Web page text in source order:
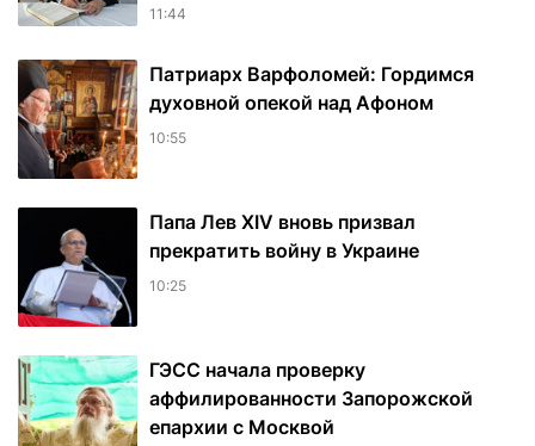
11:44
Патриарх Варфоломей: Гордимся
духовной опекой над Афоном
10:55
Папа Лев XIV вновь призвал
прекратить войну в Украине
10:25
ГЭСС начала проверку
аффилированности Запорожской
епархии с Москвой